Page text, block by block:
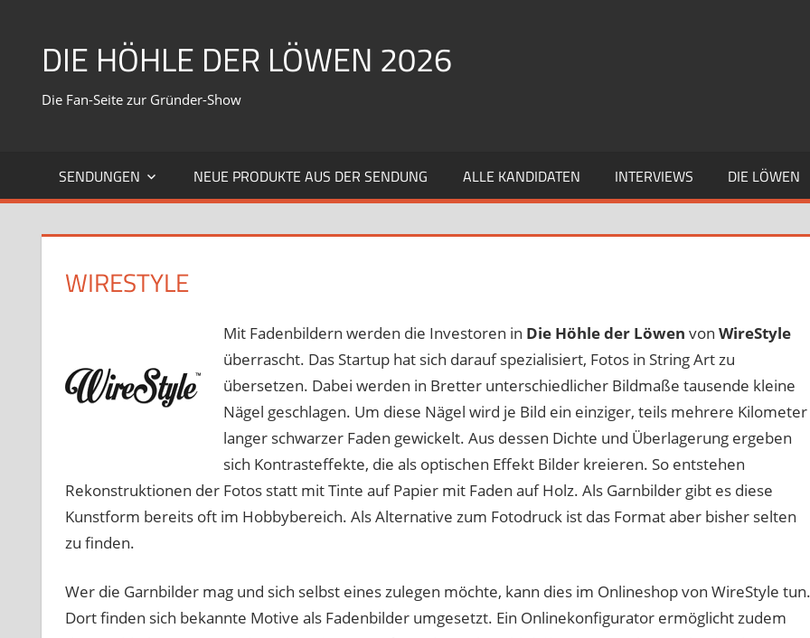
springenDIE HÖHLE DER LÖWEN 2026
Die Fan-Seite zur Gründer-Show
SENDUNGEN NEUE PRODUKTE AUS DER SENDUNG ALLE KANDIDATEN INTERVIEWS DIE LÖWEN
WIRESTYLE
Mit Fadenbildern werden die Investoren in Die Höhle der Löwen von WireStyle
überrascht. Das Startup hat sich darauf spezialisiert, Fotos in String Art zu
übersetzen. Dabei werden in Bretter unterschiedlicher Bildmaße tausende kleine
Nägel geschlagen. Um diese Nägel wird je Bild ein einziger, teils mehrere Kilometer
langer schwarzer Faden gewickelt. Aus dessen Dichte und Überlagerung ergeben
sich Kontrasteffekte, die als optischen Effekt Bilder kreieren. So entstehen
Rekonstruktionen der Fotos statt mit Tinte auf Papier mit Faden auf Holz. Als Garnbilder gibt es diese
Kunstform bereits oft im Hobbybereich. Als Alternative zum Fotodruck ist das Format aber bisher selten
zu finden.
Wer die Garnbilder mag und sich selbst eines zulegen möchte, kann dies im Onlineshop von WireStyle tun.
Dort finden sich bekannte Motive als Fadenbilder umgesetzt. Ein Onlinekonfigurator ermöglicht zudem